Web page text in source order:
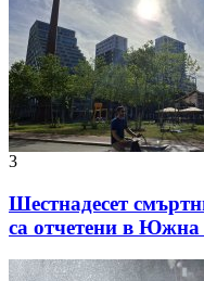
3
Шестнадесет
са отчетени в Южна